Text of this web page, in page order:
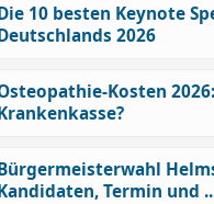
10 besten Keynote
2026
Kosten
Termin und